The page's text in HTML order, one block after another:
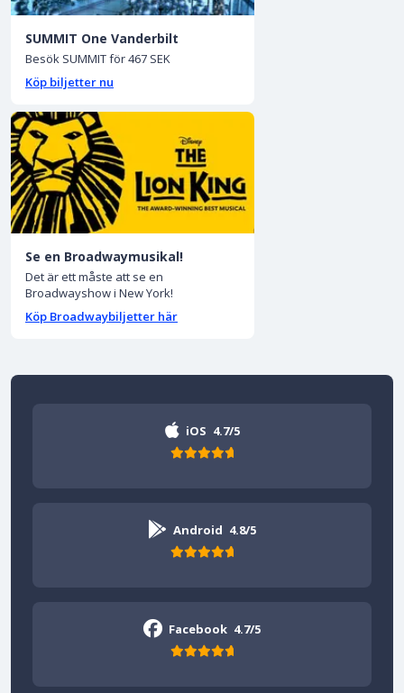
SUMMIT One Vanderbilt
Besök SUMMIT för 467 SEK
Köp biljetter nu
Se en Broadwaymusikal!
Det är ett måste att se en
Broadwayshow i New York!
Köp Broadwaybiljetter här
iOS 4.7/5
Android 4.8/5
Facebook 4.7/5